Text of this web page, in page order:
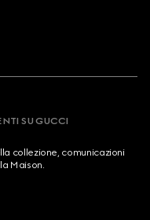
SU GUCCI
collezione, comunicazioni
Maison.